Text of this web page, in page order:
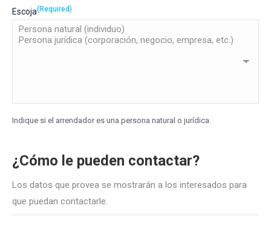
Escoja(Required)
Indique si el arrendador es una persona natural o jurídica.
¿Cómo le pueden contactar?
Los datos que provea se mostrarán a los interesados para
que puedan contactarle.